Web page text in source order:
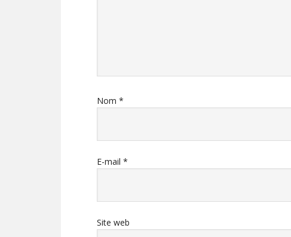
Nom *
E-mail *
Site web